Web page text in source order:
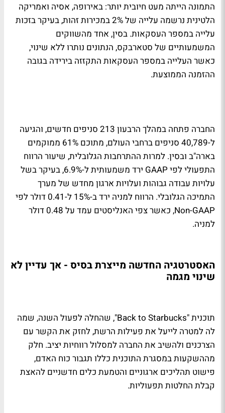
התמונה הייתה מעט חיובית יותר: באירופה, אסיה ואמריקה
הלטינית נרשמה עלייה של 2% במכירות זהות, בעיקר בזכות
עלייה במספר העסקאות. בסין, אחד מהשווקים
המשמעותיים של סטארבקס, הנתונים נותרו ללא שינוי,
כאשר העלייה במספר העסקאות התקזזה בירידה בגובה
ההזמנה הממוצעת.
החברה פתחה במהלך הרבעון 213 סניפים חדשים, והגיעה
ל-40,789 סניפים ברחבי העולם, מתוכם 61% ממוקמים
בארה"ב ובסין. למרות ההתרחבות הגלובלית, שיעור הרווח
התפעולי לפי GAAP ירד משמעותית ל-6.9%, בעיקר בשל
עלויות עבודה גבוהות ועלויות ארגון מחדש של מערך
התמיכה הגלובלי. הרווח למניה ירד ב-15% ל-0.41 דולר לפי
Non-GAAP, כאשר צפי האנליסטים עמד על 0.48 דולר
למניה.
האסטרטגיה החדשה מייצרת בסיס - אך עדיין לא
שינוי מגמה
תוכנית "Back to Starbucks", שהחלה לפעול השנה, שמה
לה למטרה לייעל את פעילות הרשת, לחזק את הקשר עם
הצרכנים ולהשיב את החברה למסלול רווחיות יציב. חלק
מההשקעות במסגרת התוכנית כללו תגבור כוח האדם,
פישוט תהליכים ארגוניים והטמעת כלים חדשניים להאצת
קבלת החלטות תפעוליות.